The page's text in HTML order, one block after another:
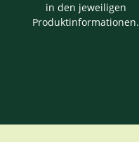
in den jeweiligen
Produktinformationen.